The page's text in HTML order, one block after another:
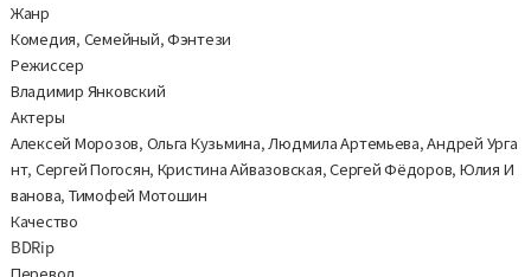
Жанр
Комедия, Семейный, Фэнтези
Режиссер
Владимир Янковский
Актеры
Алексей Морозов, Ольга Кузьмина, Людмила Артемьева, Андрей Урга
нт, Сергей Погосян, Кристина Айвазовская, Сергей Фёдоров, Юлия И
ванова, Тимофей Мотошин
Качество
BDRip